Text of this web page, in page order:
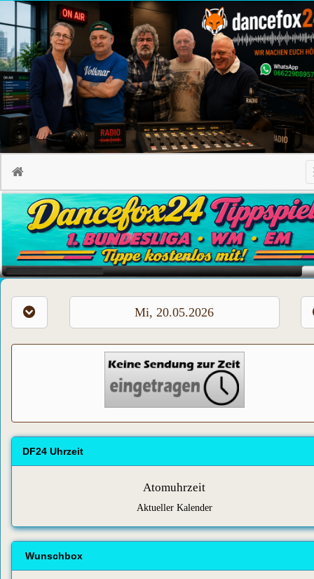
Mi, 20.05.2026
DF24 Uhrzeit
Atomuhrzeit
Aktueller Kalender
Wunschbox